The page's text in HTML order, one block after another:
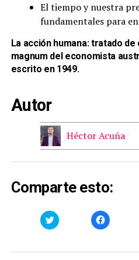
El tiempo y nuestra
fundamentales para
La acción humana: tratado
magnum del economista
escrito en 1949.
Autor
Héctor Acuña
Comparte esto:
Haz
clic
Twitter
Haz
clic